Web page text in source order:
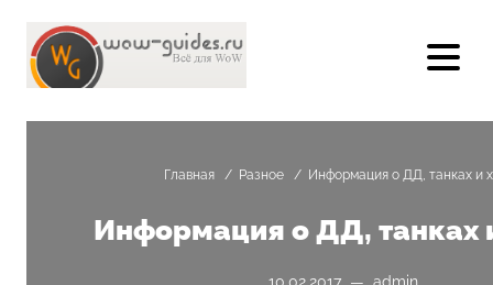
Главная / Разное / Информация о ДД, танках и
Информация о ДД, танках